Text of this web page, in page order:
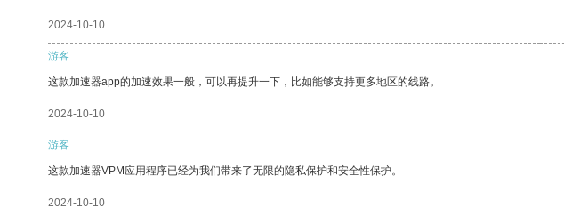
2024-10-10
游客
这款加速器app的加速效果一般，可以再提升一下，比如能够支持更多地区的线路。
2024-10-10
游客
这款加速器VPM应用程序已经为我们带来了无限的隐私保护和安全性保护。
2024-10-10